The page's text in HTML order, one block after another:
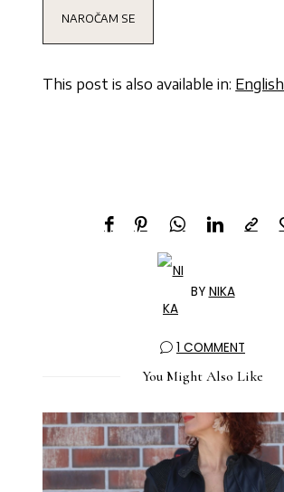
This post is also available in: English
BY NIKA
1 COMMENT
You Might Also Like